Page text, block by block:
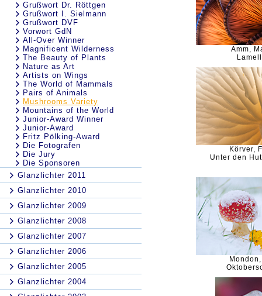
Grußwort Dr. Röttgen
Grußwort I. Sielmann
Grußwort DVF
Vorwort GdN
All-Over Winner
Magnificent Wilderness
The Beauty of Plants
Nature as Art
Artists on Wings
The World of Mammals
Pairs of Animals
Mushrooms Variety
Mountains of the World
Junior-Award Winner
Junior-Award
Fritz Pölking-Award
Die Fotografen
Die Jury
Die Sponsoren
Glanzlichter 2011
Glanzlichter 2010
Glanzlichter 2009
Glanzlichter 2008
Glanzlichter 2007
Glanzlichter 2006
Glanzlichter 2005
Glanzlichter 2004
Amm,
Körver,
Unter den